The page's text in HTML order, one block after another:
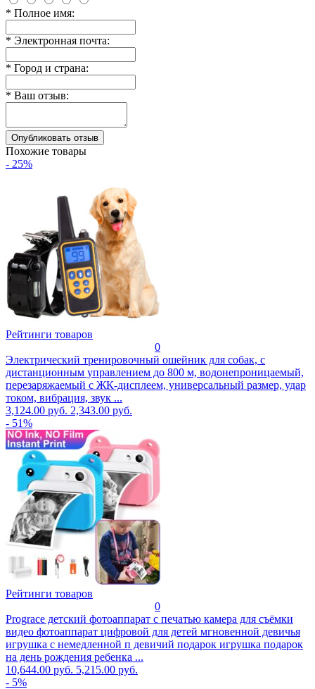
* Полное имя:
* Электронная почта:
* Город и страна:
* Ваш отзыв:
Похожие товары
- 25%
Рейтинги товаров
0
Электрический тренировочный ошейник для собак, с
дистанционным управлением до 800 м, водонепроницаемый,
перезаряжаемый с ЖК-дисплеем, универсальный размер, удар
током, вибрация, звук ...
3,124.00 руб. 2,343.00 руб.
- 51%
Рейтинги товаров
0
Prograce детский фотоаппарат с печатью камера для съёмки
видео фотоаппарат цифровой для детей мгновенной девичья
игрушка с немедленной п девичий подарок игрушка подарок
на день рождения ребенка ...
10,644.00 руб. 5,215.00 руб.
- 5%